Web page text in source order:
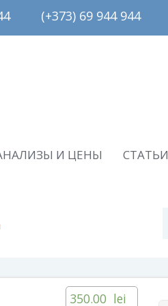
(+373) 69 944 944
И ЦЕНЫ СТАТЬИ
350.00 lei